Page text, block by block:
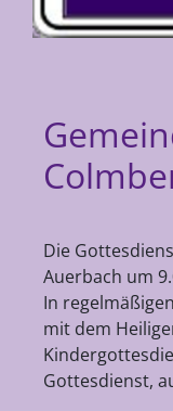
Die
Auerbach um
In
mit dem
Gottesdienst,